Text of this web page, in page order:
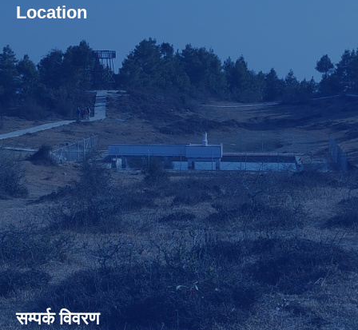
Location
सम्पर्क विवरण